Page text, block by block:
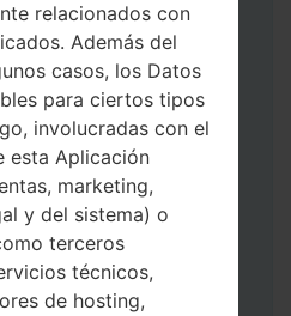
la última versión de
el archivo de
archivo 1, elíjalo aquí)
selecciónelo aquí):
región y operador"
***: "País y regióny
relacionados con
Además del
casos, los Datos
para ciertos tipos
involucradas con el
esta Aplicación
marketing,
y del sistema) o
terceros
técnicos,
de hosting,